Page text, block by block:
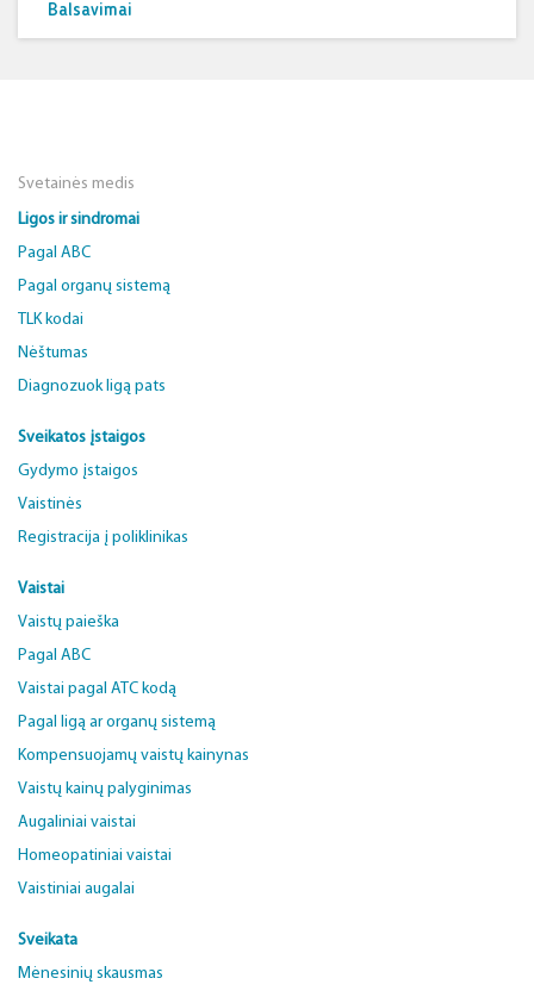
Balsavimai
Svetainės medis
Ligos ir sindromai
Pagal ABC
Pagal organų sistemą
TLK kodai
Nėštumas
Diagnozuok ligą pats
Sveikatos įstaigos
Gydymo įstaigos
Vaistinės
Registracija į poliklinikas
Vaistai
Vaistų paieška
Pagal ABC
Vaistai pagal ATC kodą
Pagal ligą ar organų sistemą
Kompensuojamų vaistų kainynas
Vaistų kainų palyginimas
Augaliniai vaistai
Homeopatiniai vaistai
Vaistiniai augalai
Sveikata
Mėnesinių skausmas